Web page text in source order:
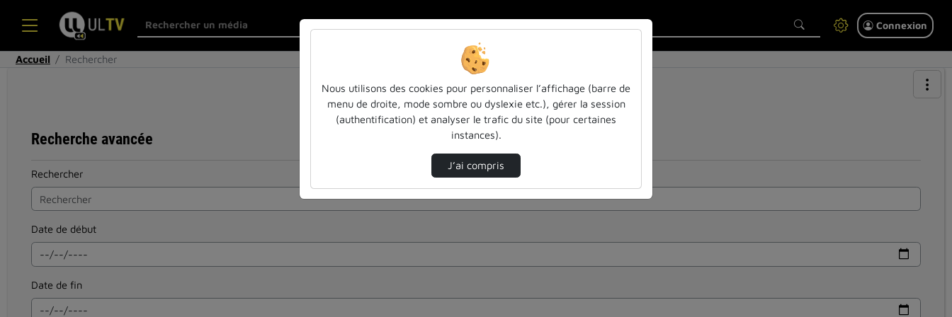
Connexion
Accueil Rechercher
Recherche avancée
Rechercher
Date de début
Date de fin
Nous utilisons des cookies pour personnaliser l’affichage (barre de
menu de droite, mode sombre ou dyslexie etc.), gérer la session
(authentification) et analyser le trafic du site (pour certaines
instances).
J’ai compris